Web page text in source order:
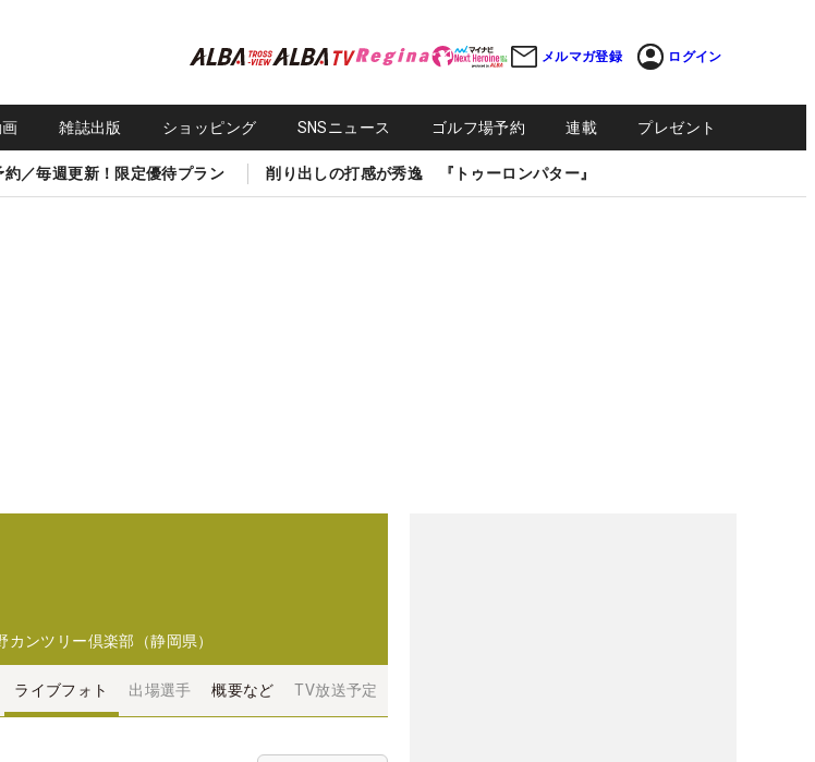
メルマガ登録 ログイン
雑誌出版 ショッピング SNSニュース ゴルフ場予約 連載 プレゼント
約／毎週更新！限定優待プラン 削り出しの打感が秀逸 『トゥーロンパター』
カンツリー倶楽部（静岡県）
ライブフォト 出場選手 概要など TV放送予定